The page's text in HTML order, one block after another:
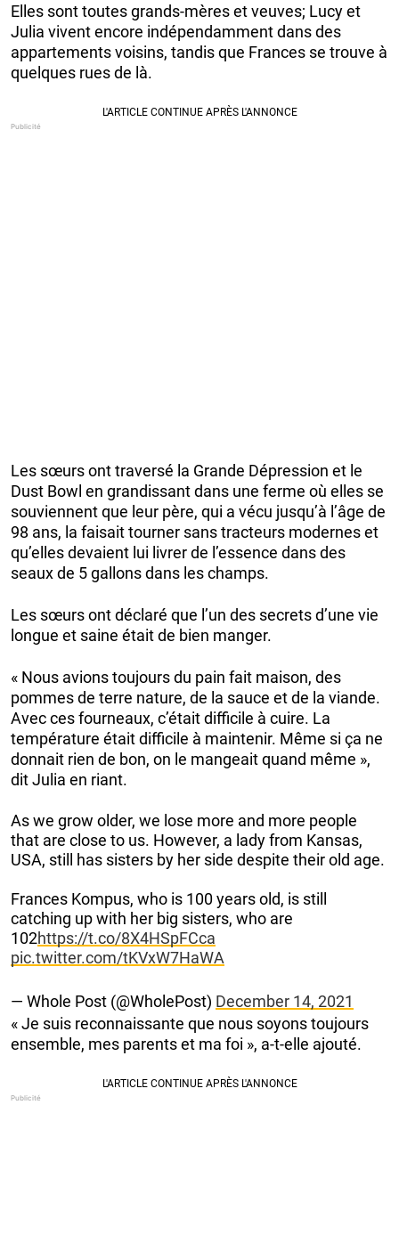
Elles sont toutes grands-mères et veuves; Lucy et
Julia vivent encore indépendamment dans des
appartements voisins, tandis que Frances se trouve à
quelques rues de là.
Les sœurs ont traversé la Grande Dépression et le
Dust Bowl en grandissant dans une ferme où elles se
souviennent que leur père, qui a vécu jusqu’à l’âge de
98 ans, la faisait tourner sans tracteurs modernes et
qu’elles devaient lui livrer de l’essence dans des
seaux de 5 gallons dans les champs.
Les sœurs ont déclaré que l’un des secrets d’une vie
longue et saine était de bien manger.
« Nous avions toujours du pain fait maison, des
pommes de terre nature, de la sauce et de la viande.
Avec ces fourneaux, c’était difficile à cuire. La
température était difficile à maintenir. Même si ça ne
donnait rien de bon, on le mangeait quand même »,
dit Julia en riant.
As we grow older, we lose more and more people
that are close to us. However, a lady from Kansas,
USA, still has sisters by her side despite their old age.
Frances Kompus, who is 100 years old, is still
catching up with her big sisters, who are
102https://t.co/8X4HSpFCca
pic.twitter.com/tKVxW7HaWA
— Whole Post (@WholePost) December 14, 2021
« Je suis reconnaissante que nous soyons toujours
ensemble, mes parents et ma foi », a-t-elle ajouté.